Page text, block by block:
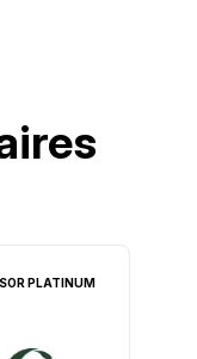
PLATINUM